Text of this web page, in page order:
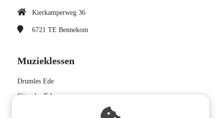
Kierkamperweg 36
6721 TE Bennekom
Muzieklessen
Drumles Ede
Gitaarles Ede